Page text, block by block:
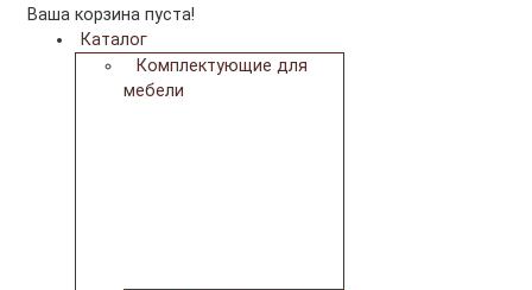
Ваша корзина пуста!
Каталог
Комплектующие для
мебели